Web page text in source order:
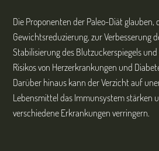
Die Proponenten der Paleo-Diät glauben,
Gewichtsreduzierung, zur Verbesserung
Stabilisierung des Blutzuckerspiegels
Risikos von Herzerkrankungen und
Darüber hinaus kann der Verzicht auf
Lebensmittel das Immunsystem stärken
verschiedene Erkrankungen verringern.